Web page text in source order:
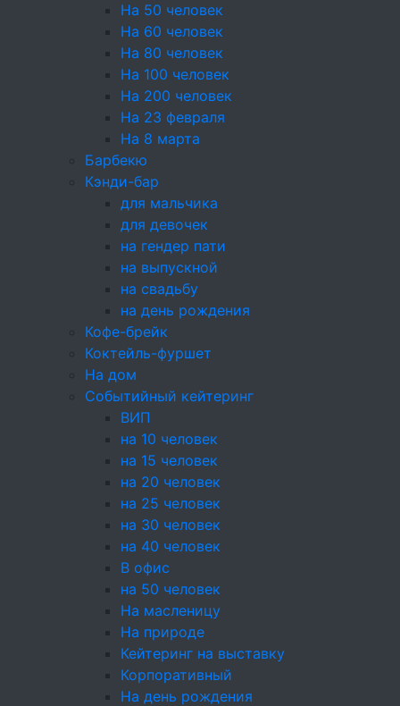
На 50 человек
На 60 человек
На 80 человек
На 100 человек
На 200 человек
На 23 февраля
На 8 марта
Барбекю
Кэнди-бар
для мальчика
для девочек
на гендер пати
на выпускной
на свадьбу
на день рождения
Кофе-брейк
Коктейль-фуршет
На дом
Событийный кейтеринг
ВИП
на 10 человек
на 15 человек
на 20 человек
на 25 человек
на 30 человек
на 40 человек
В офис
на 50 человек
На масленицу
На природе
Кейтеринг на выставку
Корпоративный
На день рождения
Картофель, Майонез Хелманс, Морковь
Мытая импорт, Свекла, Сельдь филе,
Яйцо куриное, Тарталетка песочная для
Энергетическая ценность
картой или наличными
За покупки начисляем бонусы
по Москве и области
Самовывоз — бесплатно
+7 (495) 226-61-49
Москва, ул. Прянишникова 19а с1
event@cateringincity.ru
Создание сайта —Андрей Богданов
© 2005-2026 «InCity Catering»
Карта сайта